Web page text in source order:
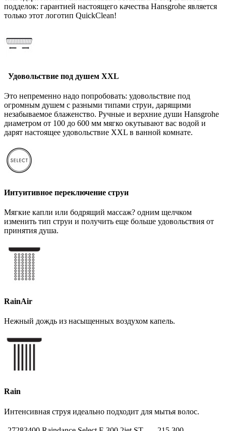
подделок: гарантией настоящего качества Hansgrohe является
только этот логотип QuickClean!
Удовольствие под душем XXL
Это непременно надо попробовать: удовольствие под
огромным душем с разными типами струи, дарящими
незабываемое блаженство. Ручные и верхние души Hansgrohe
диаметром от 100 до 600 мм мягко окутывают вас водой и
дарят настоящее удовольствие XXL в ванной комнате.
Интуитивное переключение струи
Мягкие капли или бодрящий массаж? одним щелчком
изменить тип струи и получить еще больше удовольствия от
принятия душа.
RainAir
Нежный дождь из насыщенных воздухом капель.
Rain
Интенсивная струя идеально подходит для мытья волос.